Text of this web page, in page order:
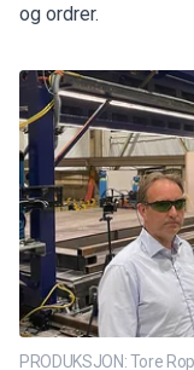
og ordrer.
PRODUKSJON: Tore